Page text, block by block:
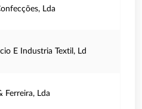
Lda
E Industria Textil, Ld
Ferreira, Lda